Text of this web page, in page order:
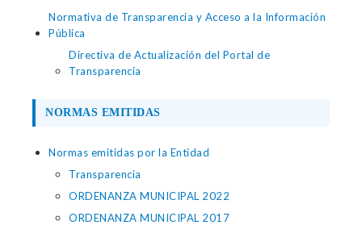
Normativa de Transparencia y Acceso a la Información
Pública
Directiva de Actualización del Portal de
Transparencia
NORMAS EMITIDAS
Normas emitidas por la Entidad
Transparencia
ORDENANZA MUNICIPAL 2022
ORDENANZA MUNICIPAL 2017